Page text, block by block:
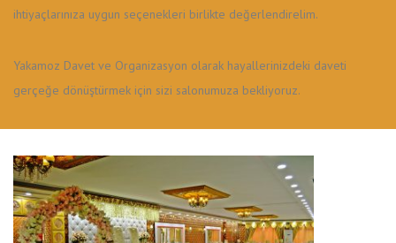
ihtiyaçlarınıza uygun seçenekleri birlikte değerlendirelim.
Yakamoz Davet ve Organizasyon olarak hayallerinizdeki daveti
gerçeğe dönüştürmek için sizi salonumuza bekliyoruz.